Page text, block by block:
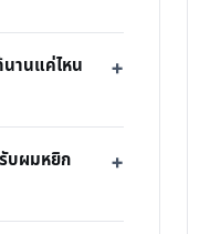
นานแค่ไหน
บผมหยิก